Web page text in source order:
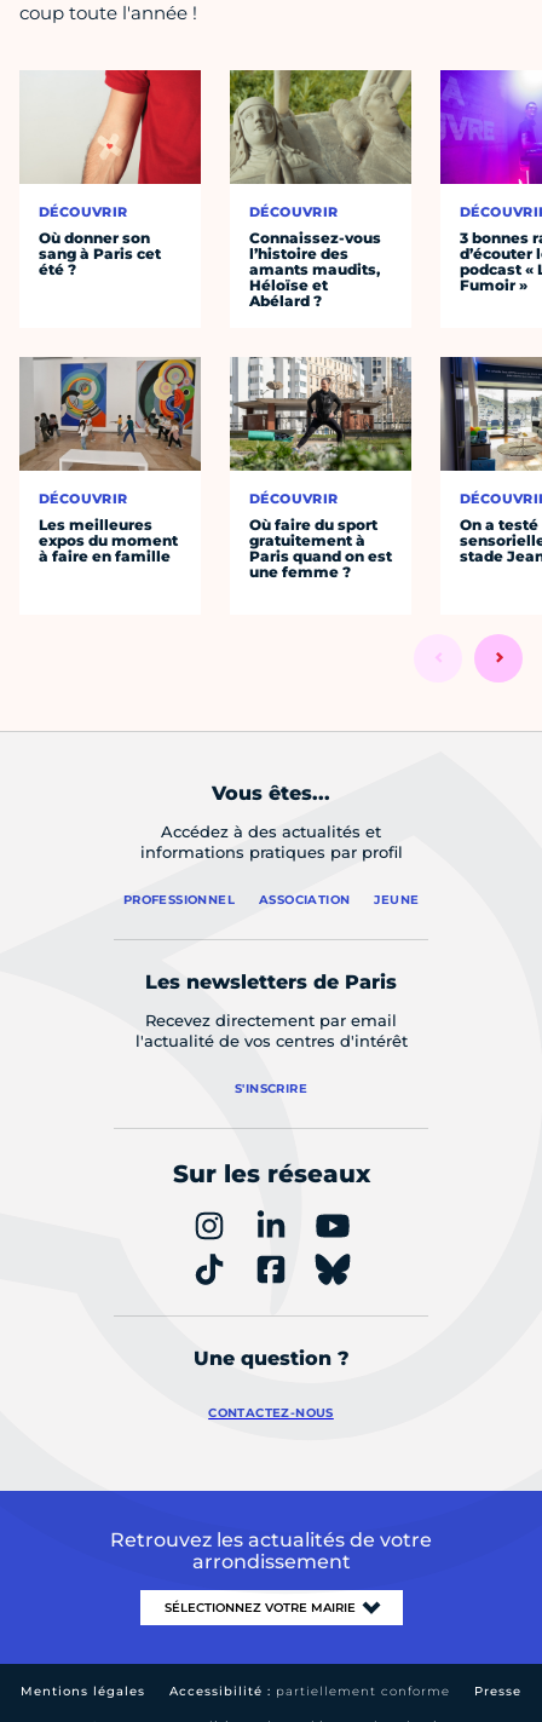
coup toute l'année !
DÉCOUVRIR
Où donner son
sang à Paris cet
été ?
DÉCOUVRIR
Les meilleures
expos du moment
à faire en famille
DÉCOUVRIR
Connaissez-vous
l’histoire des
amants maudits,
Héloïse et
Abélard ?
DÉCOUVRIR
Où faire du sport
gratuitement à
Paris quand on est
une femme ?
3 bonnes
d’écouter
podcast «
Fumoir »
On a
stade
Vous êtes...
Accédez à des actualités et
informations pratiques par profil
PROFESSIONNEL ASSOCIATION JEUNE
Les newsletters de Paris
Recevez directement par email
l'actualité de vos centres d'intérêt
S'INSCRIRE
Sur les réseaux
Une question ?
CONTACTEZ-NOUS
Retrouvez les actualités de votre
arrondissement
Mentions légales Accessibilité : partiellement conforme Presse